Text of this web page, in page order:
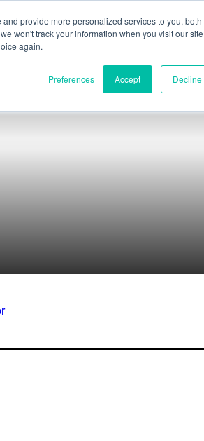
provide more personalized services to you,
won't track your information when you visit our
again.
Preferences Accept Decline
Deutsch
Français
Teilbewertung